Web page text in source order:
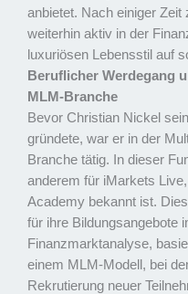
anbietet. Nach einiger
weiterhin aktiv in der
luxuriösen Lebensstil auf
Beruflicher Werdegang
MLM-Branche
Bevor Christian Nickel
gründete, war er in der
Branche tätig. In dieser
anderem für iMarkets
Academy bekannt ist.
für ihre Bildungsangebote
Finanzmarktanalyse,
einem MLM-Modell, bei
Rekrutierung neuer